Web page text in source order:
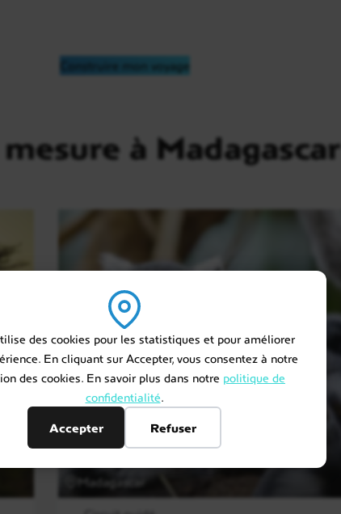
des cookies pour les statistiques et pour améliorer
En cliquant sur Accepter, vous consentez à notre
des cookies. En savoir plus dans notre politique de
confidentialité.
Accepter
Refuser
Construire mon voyage
à Madagascar
Madagascar